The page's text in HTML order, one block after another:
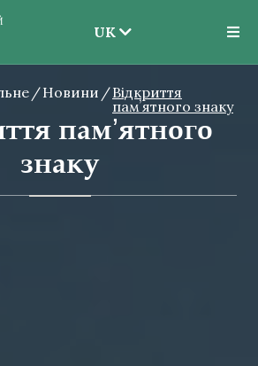
UK
EN
UK
Новини
Відкриття
памʼятного знаку
памʼятного
знаку